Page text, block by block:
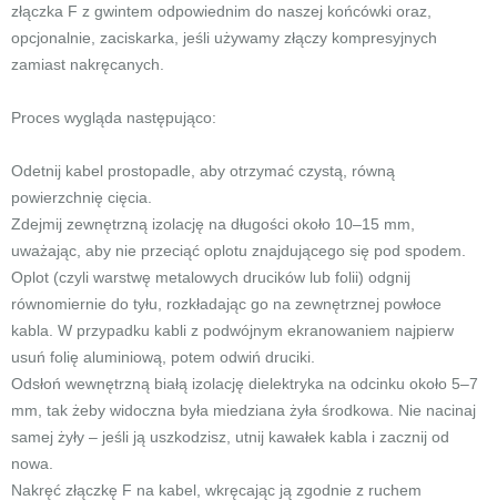
złączka F z gwintem odpowiednim do naszej końcówki oraz,
opcjonalnie, zaciskarka, jeśli używamy złączy kompresyjnych
zamiast nakręcanych.
Proces wygląda następująco:
Odetnij kabel prostopadle, aby otrzymać czystą, równą
powierzchnię cięcia.
Zdejmij zewnętrzną izolację na długości około 10–15 mm,
uważając, aby nie przeciąć oplotu znajdującego się pod spodem.
Oplot (czyli warstwę metalowych drucików lub folii) odgnij
równomiernie do tyłu, rozkładając go na zewnętrznej powłoce
kabla. W przypadku kabli z podwójnym ekranowaniem najpierw
usuń folię aluminiową, potem odwiń druciki.
Odsłoń wewnętrzną białą izolację dielektryka na odcinku około 5–7
mm, tak żeby widoczna była miedziana żyła środkowa. Nie nacinaj
samej żyły – jeśli ją uszkodzisz, utnij kawałek kabla i zacznij od
nowa.
Nakręć złączkę F na kabel, wkręcając ją zgodnie z ruchem